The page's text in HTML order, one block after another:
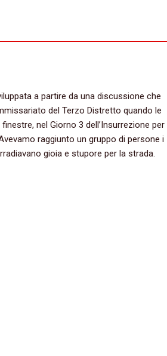
a partire da una discussione che
del Terzo Distretto quando le
nel Giorno 3 dell’Insurrezione per
raggiunto un gruppo di persone i
gioia e stupore per la strada.